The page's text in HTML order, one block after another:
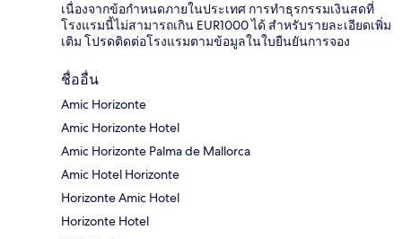
เนื่องจากข้อกำหนดภายในประเทศ การทำธุรกรรมเงินสดที่
โรงแรมนี้ไม่สามารถเกิน EUR1000 ได้ สำหรับรายละเอียดเพิ่ม
เติม โปรดติดต่อโรงแรมตามข้อมูลในใบยืนยันการจอง
ชื่ออื่น
Amic Horizonte
Amic Horizonte Hotel
Amic Horizonte Palma de Mallorca
Amic Hotel Horizonte
Horizonte Amic Hotel
Horizonte Hotel